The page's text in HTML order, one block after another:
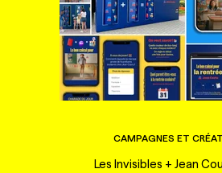
CAMPAGNES ET
Les Invisibles + Jean